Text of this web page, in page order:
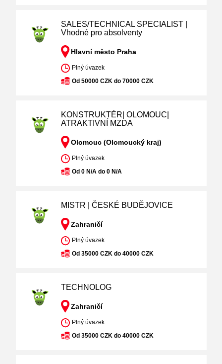
SALES/TECHNICAL SPECIALIST |
Vhodné pro absolventy
Hlavní město Praha
Plný úvazek
Od 50000 CZK do 70000 CZK
KONSTRUKTÉR| OLOMOUC|
ATRAKTIVNÍ MZDA
Olomouc (Olomoucký kraj)
Plný úvazek
Od 0 N/A do 0 N/A
MISTR | ČESKÉ BUDĚJOVICE
Zahraničí
Plný úvazek
Od 35000 CZK do 40000 CZK
TECHNOLOG
Zahraničí
Plný úvazek
Od 35000 CZK do 40000 CZK